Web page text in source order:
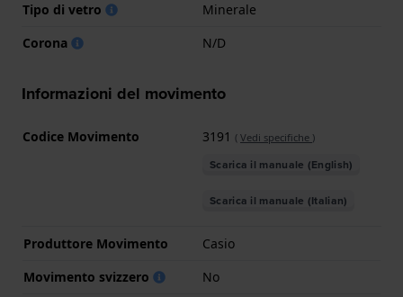
Tipo di vetro
Minerale
Corona
N/D
Informazioni del movimento
Codice Movimento 3191 ( Vedi specifiche )
Scarica il manuale (English)
Scarica il manuale (Italian)
Produttore Movimento
Casio
Movimento svizzero
No